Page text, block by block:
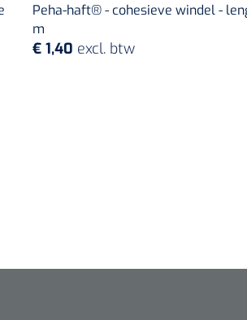
Peha-haft® - cohesieve windel -
m
€ 1,40 excl. btw